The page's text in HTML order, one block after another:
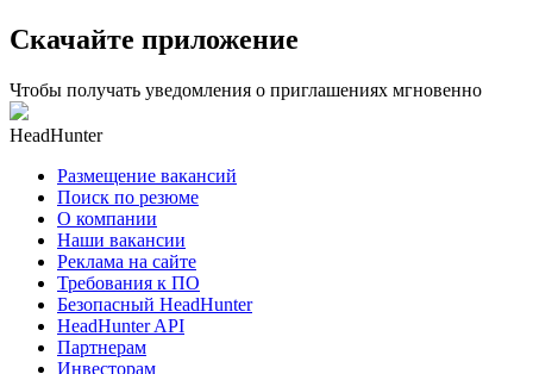
Скачайте приложение
Чтобы получать уведомления о приглашениях мгновенно
HeadHunter
Размещение вакансий
Поиск по резюме
О компании
Наши вакансии
Реклама на сайте
Требования к ПО
Безопасный HeadHunter
HeadHunter API
Партнерам
Инвесторам